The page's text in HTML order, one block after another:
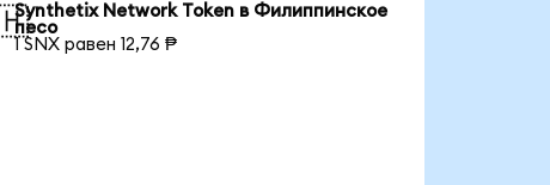
Synthetix Network Token в Филиппинское
песо
1 SNX равен 12,76 ₱